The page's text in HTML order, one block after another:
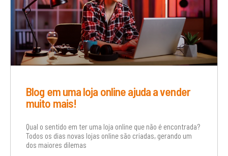
Blog em uma loja online ajuda a vender
muito mais!
Qual o sentido em ter uma loja online que não é encontrada?
Todos os dias novas lojas online são criadas, gerando um
dos maiores dilemas